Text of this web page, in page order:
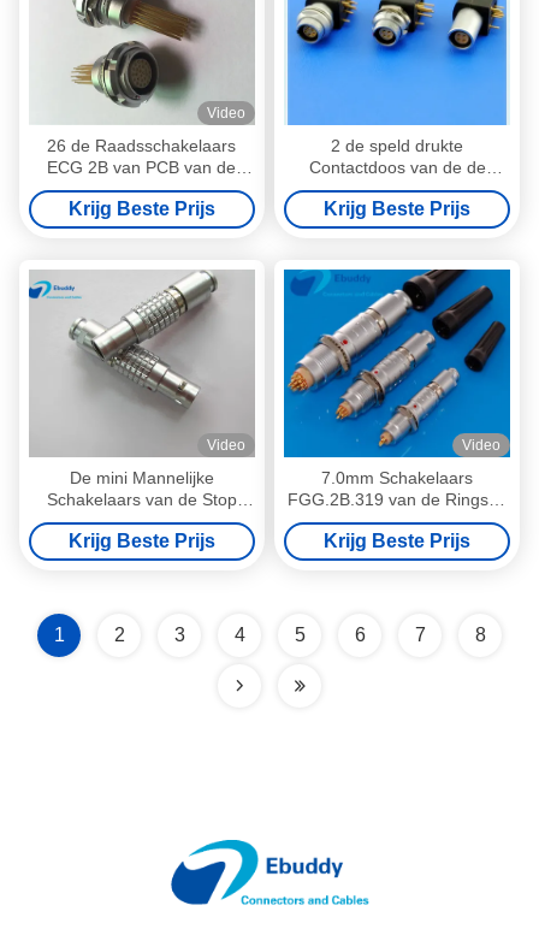
Video
26 de Raadsschakelaars
ECG 2B van PCB van de
Speld Vrouwelijke
Contactdoos met 2 Noten
Vaste Vergaarbak
Krijg Beste Prijs
2 de speld drukte
Contactdoos van de de
Schakelaar de Achtercomité
Geïnstalleerde Elleboog van
de Kringsraad
Krijg Beste Prijs
Video
De mini Mannelijke
Schakelaars van de Stop
Cirkelkabel Compatibel met 9
Speldfgg 0B Grootte
Krijg Beste Prijs
Video
7.0mm Schakelaars
FGG.2B.319 van de Rings2b
19pin de Cirkelkabel
Krijg Beste Prijs
1 2 3 4 5 6 7 8